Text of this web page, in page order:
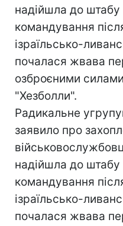
надійшла до штабу
командування
ізраїльсько-
почалася жвава
озброєними
"Хезболли".
Радикальне
заявило про
надійшла до штабу
командування
ізраїльсько-
почалася жвава